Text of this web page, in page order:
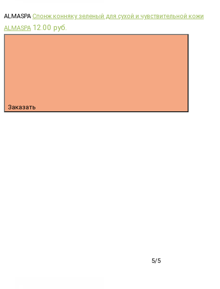
ALMASPA Спонж конняку зеленый для сухой и чувствительной кожи
ALMASPA 12.00 руб.
Заказать
5/5